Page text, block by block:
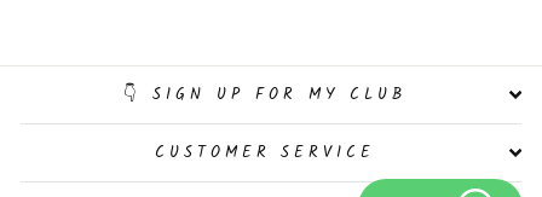
SIGN UP FOR MY CLUB 👇
CUSTOMER SERVICE